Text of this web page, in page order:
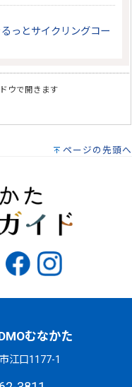
っとサイクリングコー
ウで開きます
ページの先頭へ
むなかた
江口1177-1